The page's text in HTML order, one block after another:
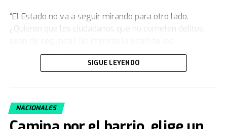
“El Estado no va a seguir mirando para otro lado.
¿Quieren que los ciudadanos que no cometen delitos
delincuentes, importa el delito”, comenzó Patricia
Y agregó: “Este modelo se agotó, nosotros venimos a
que deja de poner en la indefensión total a las familias
que enterraban a sus hijos. Cuando el delito no tiene
SIGUE LEYENDO
NACIONALES